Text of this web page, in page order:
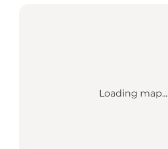
Loading map...